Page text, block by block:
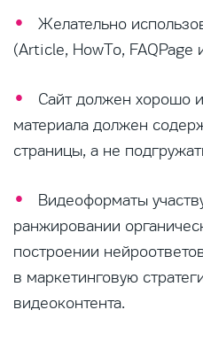
Желательно
(Article, HowTo, FAQPage
Сайт должен хорошо
материала должен
страницы, а не
Видеоформаты
ранжировании
построении
в маркетинговую
видеоконтента.